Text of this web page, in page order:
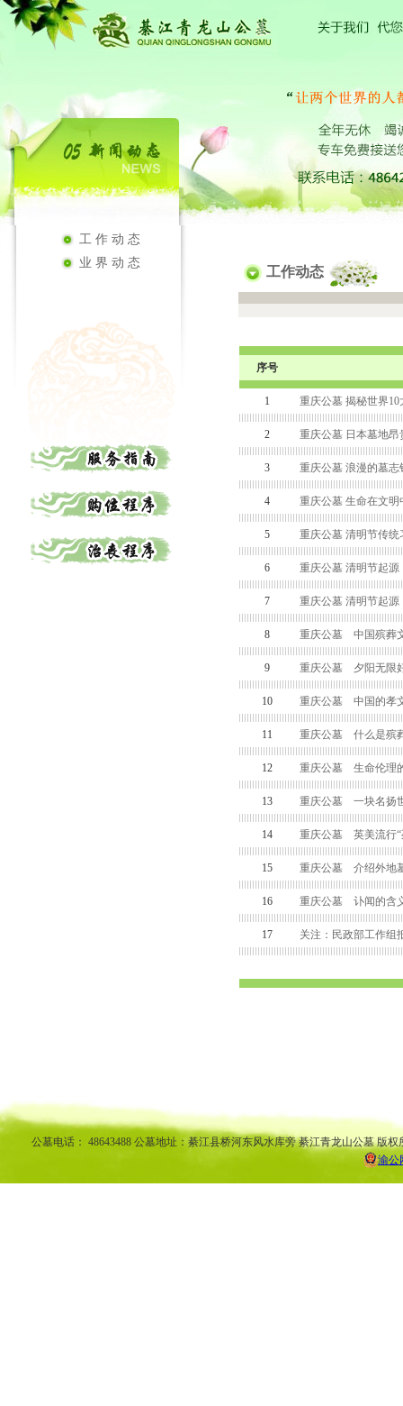
工作动态
业界动态
工作动态
序号
1 重庆公墓 揭秘世界10
2 重庆公墓 日本墓地
3 重庆公墓 浪漫的墓志
4 重庆公墓 生命在文明
5 重庆公墓 清明节传统
6 重庆公墓 清明节起源
7 重庆公墓 清明节起源
8 重庆公墓 中国殡葬
9 重庆公墓 夕阳无限
10 重庆公墓 中国的孝
11 重庆公墓 什么是殡
12 重庆公墓 生命伦理
13 重庆公墓 一块名扬
14 重庆公墓 英美流行“
15 重庆公墓 介绍外地
16 重庆公墓 讣闻的含
17 关注：民政部工作组
公墓电话： 48643488 公墓地址：綦江县桥河东风水库旁 綦江青龙山公墓 版
渝公